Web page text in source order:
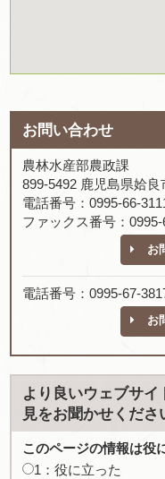
お問い合わせ
農林水産部農政課
899-5492 鹿児島県姶
電話番号：0995-66-
ファックス番号：0995-
お
電話番号：0995-67-
お
より良いウェブサ
見をお聞かせくださ
このページの情報は役
1：役に立った